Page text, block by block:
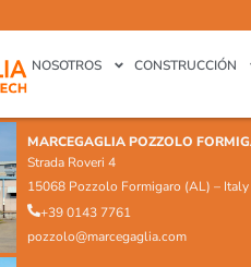
NOSOTROS CONSTRUCCIÓN
MARCEGAGLIA POZZOLO
Strada Roveri 4
15068 Pozzolo Formigaro (AL) – Italy
+39 0143 7761
pozzolo@marcegaglia.com